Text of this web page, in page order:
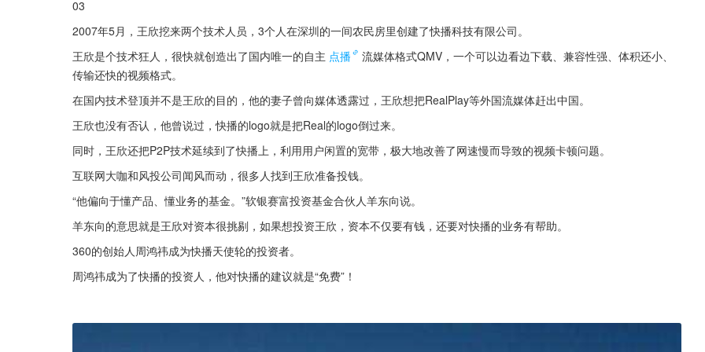
03
2007年5月，王欣挖来两个技术人员，3个人在深圳的一间农民房里创建了快播科技有限公司。
王欣是个技术狂人，很快就创造出了国内唯一的自主 点播
流媒体格式QMV，一个可以边看边下载、兼容性强、体积还小、
传输还快的视频格式。
在国内技术登顶并不是王欣的目的，他的妻子曾向媒体透露过，王欣想把RealPlay等外国流媒体赶出中国。
王欣也没有否认，他曾说过，快播的logo就是把Real的logo倒过来。
同时，王欣还把P2P技术延续到了快播上，利用用户闲置的宽带，极大地改善了网速慢而导致的视频卡顿问题。
互联网大咖和风投公司闻风而动，很多人找到王欣准备投钱。
“他偏向于懂产品、懂业务的基金。”软银赛富投资基金合伙人羊东向说。
羊东向的意思就是王欣对资本很挑剔，如果想投资王欣，资本不仅要有钱，还要对快播的业务有帮助。
360的创始人周鸿祎成为快播天使轮的投资者。
周鸿祎成为了快播的投资人，他对快播的建议就是“免费”！